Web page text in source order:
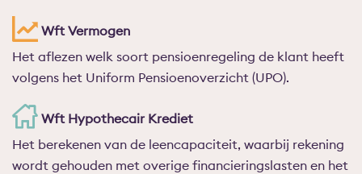
Wft Vermogen
Het aflezen welk soort pensioenregeling de klant heeft
volgens het Uniform Pensioenoverzicht (UPO).
Wft Hypothecair Krediet
Het berekenen van de leencapaciteit, waarbij rekening
wordt gehouden met overige financieringslasten en het